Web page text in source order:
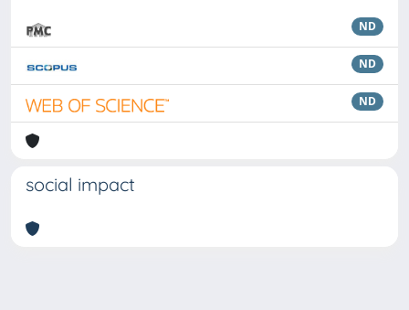
ND
ND
ND
social impact